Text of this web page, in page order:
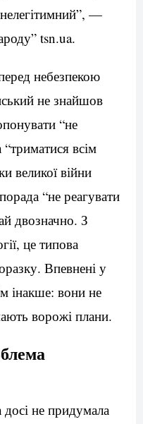
—
tsn.ua.
небезпекою
не знайшов
“не
“триматися всім
великої війни
“не реагувати
двозначно. З
це типова
Впевнені у
інакше: вони не
ворожі плани.
не придумала